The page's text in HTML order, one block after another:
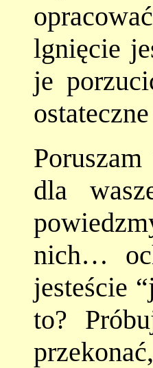
lgnięcie
je
dla
nich…
jesteście
to?